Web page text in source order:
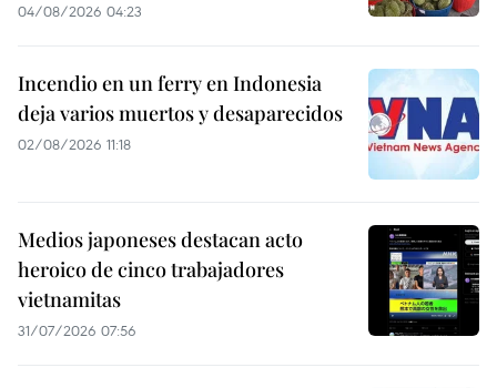
04/08/2026 04:23
Incendio en un ferry en Indonesia
deja varios muertos y desaparecidos
02/08/2026 11:18
Medios japoneses destacan acto
heroico de cinco trabajadores
vietnamitas
31/07/2026 07:56